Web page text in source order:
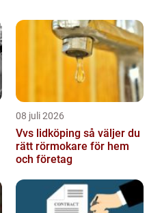
artikel kommer vi att ge
08 juli 2026
Vvs lidköping så väljer du
rätt rörmokare för hem
och företag